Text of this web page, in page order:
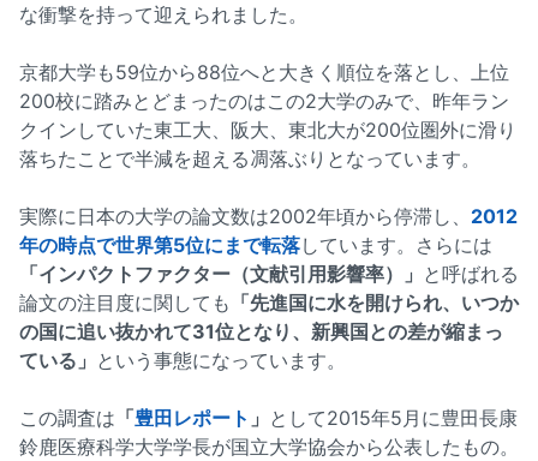
な衝撃を持って迎えられました。
京都大学も59位から88位へと大きく順位を落とし、上位
200校に踏みとどまったのはこの2大学のみで、昨年ラン
クインしていた東工大、阪大、東北大が200位圏外に滑り
落ちたことで半減を超える凋落ぶりとなっています。
実際に日本の大学の論文数は2002年頃から停滞し、 2012
年の時点で世界第5位にまで転落しています。さらには
「インパクトファクター（文献引用影響率）」 と呼ばれる
論文の注目度に関しても 「先進国に水を開けられ、いつか
の国に追い抜かれて31位となり、新興国との差が縮まっ
ている」 という事態になっています。
この調査は 「豊田レポート 」 として2015年5月に豊田長康
鈴鹿医療科学大学学長が国立大学協会から公表したもの。